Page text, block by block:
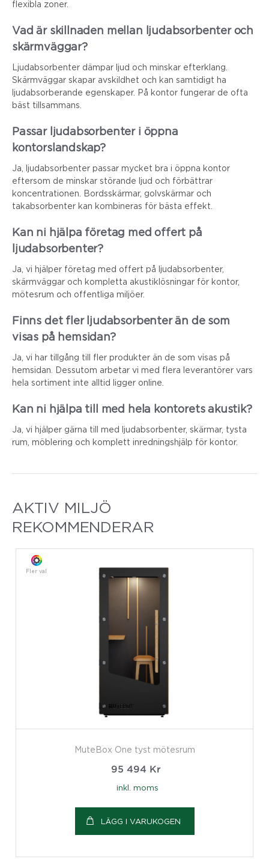
flexibla zoner.
Vad är skillnaden mellan ljudabsorbenter och
skärmväggar?
Ljudabsorbenter dämpar ljud och minskar efterklang.
Skärmväggar skapar avskildhet och kan samtidigt ha
ljudabsorberande egenskaper. På kontor fungerar de ofta
bäst tillsammans.
Passar ljudabsorbenter i öppna
kontorslandskap?
Ja, ljudabsorbenter passar mycket bra i öppna kontor
eftersom de minskar störande ljud och förbättrar
koncentrationen. Bordsskärmar, golvskärmar och
takabsorbenter kan kombineras för bästa effekt.
Kan ni hjälpa företag med offert på
ljudabsorbenter?
Ja, vi hjälper företag med offert på ljudabsorbenter,
skärmväggar och kompletta akustiklösningar för kontor,
mötesrum och offentliga miljöer.
Finns det fler ljudabsorbenter än de som
visas på hemsidan?
Ja, vi har tillgång till fler produkter än de som visas på
hemsidan. Dessutom arbetar vi med flera leverantörer vars
hela sortiment inte alltid ligger online.
Kan ni hjälpa till med hela kontorets akustik?
Ja, vi hjälper gärna till med ljudabsorbenter, skärmar, tysta
rum, möblering och komplett inredningshjälp för kontor.
AKTIV MILJÖ
REKOMMENDERAR
Fler val
MuteBox One tyst mötesrum
95 494 Kr
inkl. moms
LÄGG I VARUKOGEN